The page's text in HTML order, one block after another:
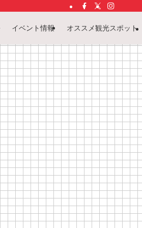
イベント情報 オススメ観光スポット